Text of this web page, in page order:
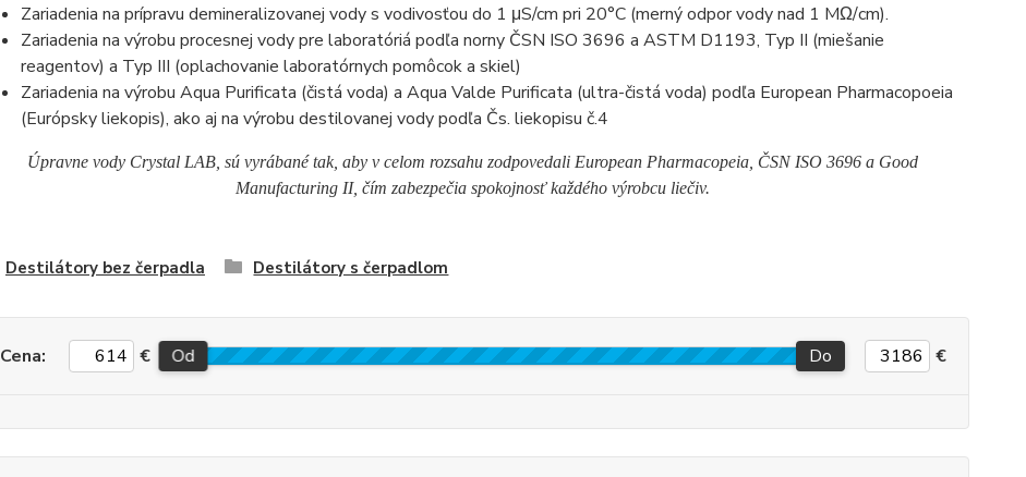
Zariadenia na prípravu demineralizovanej vody s vodivosťou do 1 μS/cm pri 20°C (merný odpor vody nad 1 MΩ/cm).
Zariadenia na výrobu procesnej vody pre laboratóriá podľa norny ČSN ISO 3696 a ASTM D1193, Typ II (miešanie
reagentov) a Typ III (oplachovanie laboratórnych pomôcok a skiel)
Zariadenia na výrobu Aqua Purificata (čistá voda) a Aqua Valde Purificata (ultra-čistá voda) podľa European Pharmacopoeia
(Európsky liekopis), ako aj na výrobu destilovanej vody podľa Čs. liekopisu č.4
Úpravne vody Crystal LAB, sú vyrábané tak, aby v celom rozsahu zodpovedali European Pharmacopeia, ČSN ISO 3696 a Good
Manufacturing II, čím zabezpečia spokojnosť každého výrobcu liečiv.
Destilátory bez čerpadla Destilátory s čerpadlom
Cena: € Od Do €